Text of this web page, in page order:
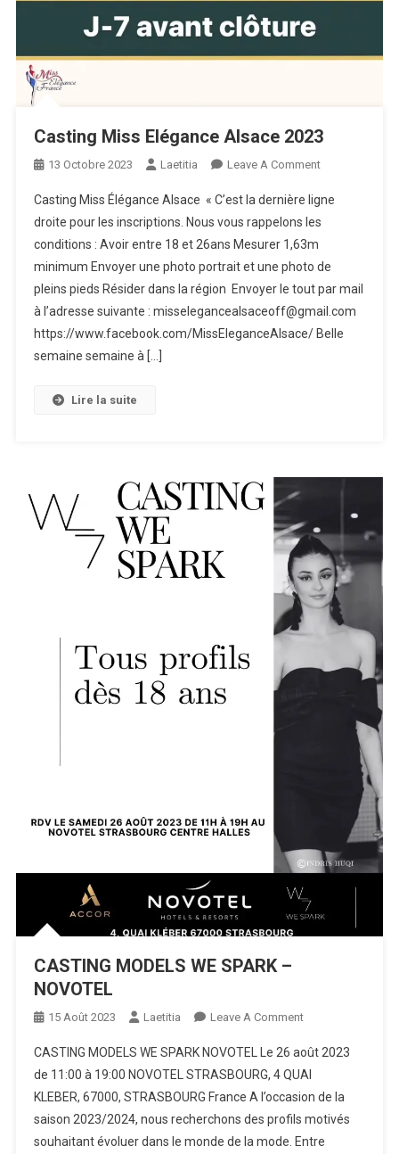
Casting Miss Elégance Alsace 2023
13 Octobre 2023 Laetitia Leave A CommentOn
Miss
Elégance
2023
Casting Miss Élégance Alsace « C’est la dernière ligne
droite pour les inscriptions. Nous vous rappelons les
conditions : Avoir entre 18 et 26ans Mesurer 1,63m
minimum Envoyer une photo portrait et une photo de
pleins pieds Résider dans la région Envoyer le tout par mail
à l’adresse suivante : misselegancealsaceoff@gmail.com
https://www.facebook.com/MissEleganceAlsace/ Belle
semaine semaine à […]
Lire la suite
CASTING MODELS WE SPARK –
NOVOTEL
15 Août 2023 Laetitia Leave A CommentOn
MODELS
WE
SPARK
–
NOVOTEL
CASTING MODELS WE SPARK NOVOTEL Le 26 août 2023
de 11:00 à 19:00 NOVOTEL STRASBOURG, 4 QUAI
KLEBER, 67000, STRASBOURG France A l’occasion de la
saison 2023/2024, nous recherchons des profils motivés
souhaitant évoluer dans le monde de la mode. Entre